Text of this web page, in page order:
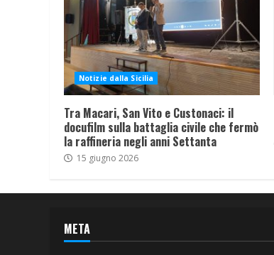
Notizie dalla Sicilia
Tra Macari, San Vito e Custonaci: il
docufilm sulla battaglia civile che fermò
la raffineria negli anni Settanta
15 giugno 2026
META